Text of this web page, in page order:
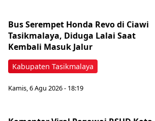
Kabupaten Tasikmalaya
Bus Serempet Honda Revo di Ciawi
Tasikmalaya, Diduga Lalai Saat
Kembali Masuk Jalur
Kamis, 6 Agu 2026 - 18:19